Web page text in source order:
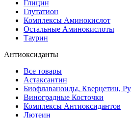
Глицин
Глутатион
Комплексы Аминокислот
Остальные Аминокислоты
Таурин
Антиоксиданты
Все товары
Астаксантин
Биофлаваноиды, Кверцетин,
Виноградные Косточки
Комплексы Антиоксидантов
Лютеин